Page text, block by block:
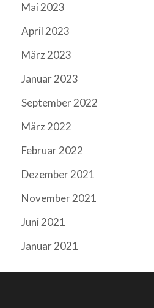
Mai 2023
April 2023
März 2023
Januar 2023
September 2022
März 2022
Februar 2022
Dezember 2021
November 2021
Juni 2021
Januar 2021